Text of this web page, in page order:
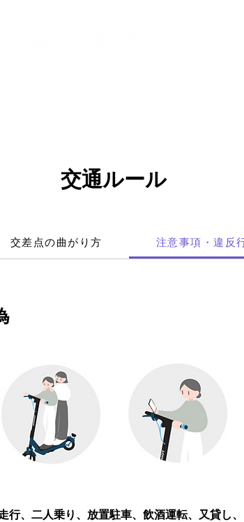
交通ルール
交差点の曲がり方 注意事項・違反
行、二人乗り、放置駐車、飲酒運転、又貸し